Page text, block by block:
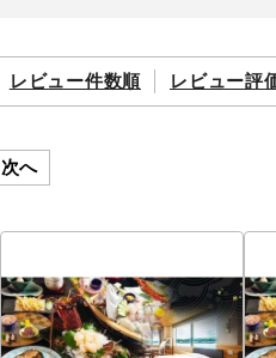
レビュー件数順 レビュー評
次へ